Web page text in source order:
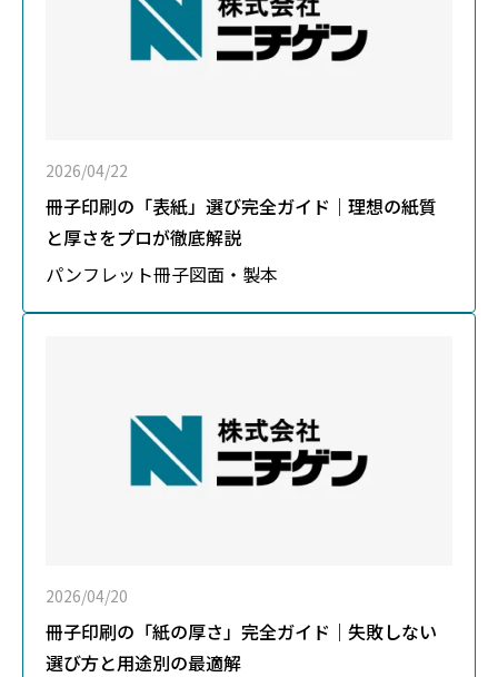
2026/04/22
冊子印刷の「表紙」選び完全ガイド｜理想の紙質
と厚さをプロが徹底解説
パンフレット冊子図面・製本
2026/04/20
冊子印刷の「紙の厚さ」完全ガイド｜失敗しない
選び方と用途別の最適解